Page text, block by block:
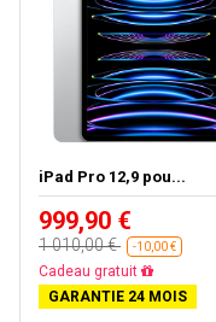
iPad Pro 12,9 pou...
999,90 €
1 010,00 € -10,00 €
Presque épuisé
GARANTIE 24 MOIS